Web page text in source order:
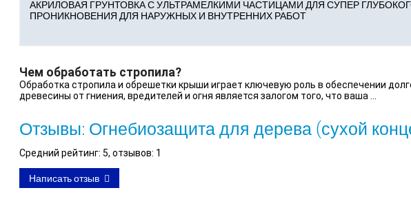
АКРИЛОВАЯ ГРУНТОВКА С УЛЬТРАМЕЛКИМИ ЧАСТИЦАМИ ДЛЯ СУПЕР
ПРОНИКНОВЕНИЯ ДЛЯ НАРУЖНЫХ И ВНУТРЕННИХ РАБОТ
Чем обработать стропила?
Обработка стропила и обрешетки крыши играет ключевую роль в обеспечении
древесины от гниения, вредителей и огня является залогом того, что ваша ...
Отзывы: Огнебиозащита для дерева (сухой
Средний рейтинг: 5, отзывов: 1
Написать отзыв